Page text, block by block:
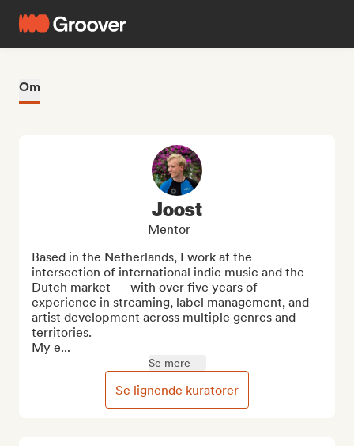
Om
Joost
Mentor
Based in the Netherlands, I work at the
intersection of international indie music and the
Dutch market — with over five years of
experience in streaming, label management, and
artist development across multiple genres and
territories.
My e...
Se mere
Se lignende kuratorer